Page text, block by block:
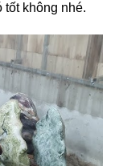
tốt không nhé.